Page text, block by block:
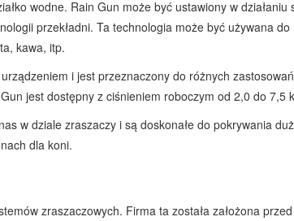
wodne. Rain Gun może być ustawiony w
przekładni. Ta technologia może być używana
kawa, itp.
i jest przeznaczony do różnych
jest dostępny z ciśnieniem roboczym od 2,0 do 7,5
w dziale zraszaczy i są doskonałe do pokrywania
dla koni.
zraszaczowych. Firma ta została założona